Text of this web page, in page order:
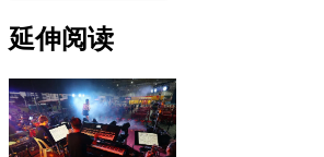
延伸阅读